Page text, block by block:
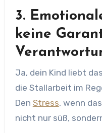
3.
keine
Ja, dein Kind liebt
die Stallarbeit im
Den Stress, wenn
nicht nur süß,